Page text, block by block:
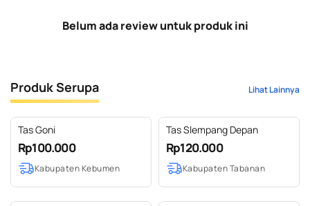
Belum ada review untuk produk ini
Produk Serupa Lihat Lainnya
Tas Goni
Rp100.000
Kabupaten Kebumen
Tas Slempang Depan
Rp120.000
Kabupaten Tabanan